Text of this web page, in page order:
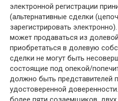
электронной регистрации
(альтернативные сделки
зарегистрировать
может продаваться из
приобретаться в долевую
сделки не могут быть
состоящие под опекой/
должно быть представителей
удостоверенной